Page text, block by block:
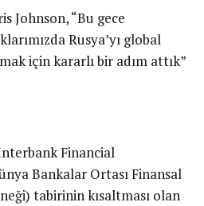
Johnson, “Bu gece
Rusya’yı global
için kararlı bir adım attık”
Financial
Bankalar Ortası Finansal
tabirinin kısaltması olan